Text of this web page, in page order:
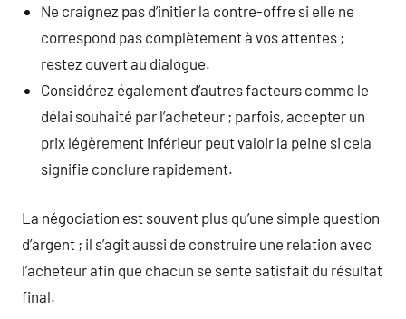
Ne craignez pas d’initier la contre-offre si elle ne
correspond pas complètement à vos attentes ;
restez ouvert au dialogue.
Considérez également d’autres facteurs comme le
délai souhaité par l’acheteur ; parfois, accepter un
prix légèrement inférieur peut valoir la peine si cela
signifie conclure rapidement.
La négociation est souvent plus qu’une simple question
d’argent ; il s’agit aussi de construire une relation avec
l’acheteur afin que chacun se sente satisfait du résultat
final.